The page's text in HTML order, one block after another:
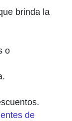
brinda la
o
de